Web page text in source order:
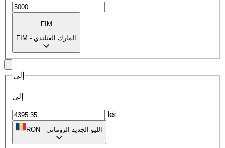
FIM
FIM - المارك الفنلندي
إلى
إلى
lei
RON - الليو الجديد الروماني